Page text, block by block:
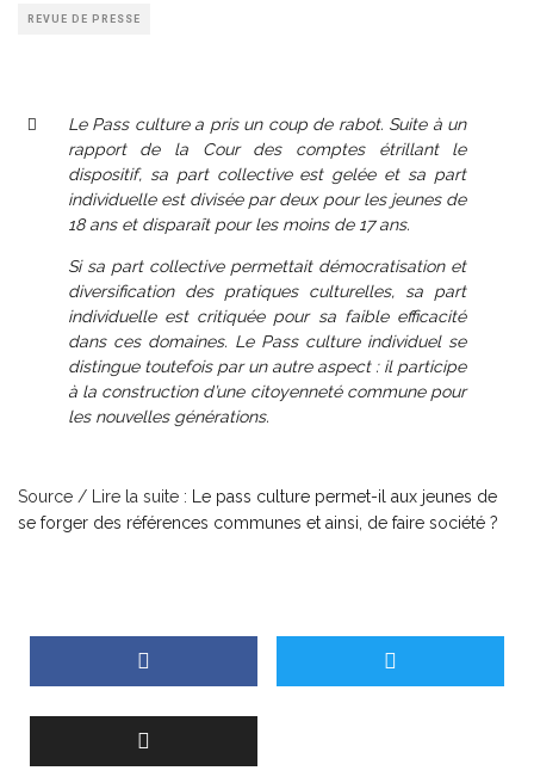
REVUE DE PRESSE
Le Pass culture a pris un coup de rabot. Suite à un
rapport de la Cour des comptes étrillant le
dispositif, sa part collective est gelée et sa part
individuelle est divisée par deux pour les jeunes de
18 ans et disparaît pour les moins de 17 ans.
Si sa part collective permettait démocratisation et
diversification des pratiques culturelles, sa part
individuelle est critiquée pour sa faible efficacité
dans ces domaines. Le Pass culture individuel se
distingue toutefois par un autre aspect : il participe
à la construction d’une citoyenneté commune pour
les nouvelles générations.
Source / Lire la suite :
Le pass culture permet-il aux jeunes de
se forger des références communes et ainsi, de faire société ?